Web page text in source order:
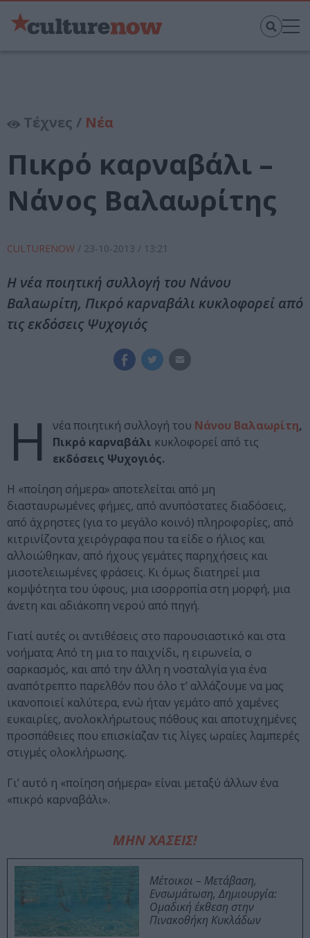
Τέχνες / Νέα
Πικρό καρναβάλι –
Νάνος Βαλαωρίτης
CULTURENOW / 23-10-2013 / 13:21
Η νέα ποιητική συλλογή του Νάνου
Βαλαωρίτη, Πικρό καρναβάλι κυκλοφορεί από
τις εκδόσεις Ψυχογιός
Η νέα ποιητική συλλογή του Νάνου Βαλαωρίτη,
Πικρό καρναβάλι κυκλοφορεί από τις
εκδόσεις Ψυχογιός.
Η «ποίηση σήμερα» αποτελείται από μη
διασταυρωμένες φήμες, από ανυπόστατες διαδόσεις,
από άχρηστες (για το μεγάλο κοινό) πληροφορίες, από
κιτρινίζοντα χειρόγραφα που τα είδε ο ήλιος και
αλλοιώθηκαν, από ήχους γεμάτες παρηχήσεις και
μισοτελειωμένες φράσεις. Κι όμως διατηρεί μια
κομψότητα του ύφους, μια ισορροπία στη μορφή, μια
άνετη και αδιάκοπη νερού από πηγή.
Γιατί αυτές οι αντιθέσεις στο παρουσιαστικό και στα
νοήματα; Από τη μια το παιχνίδι, η ειρωνεία, ο
σαρκασμός, και από την άλλη η νοσταλγία για ένα
αναπότρεπτο παρελθόν που όλο τ’ αλλάζουμε να μας
ικανοποιεί καλύτερα, ενώ ήταν γεμάτο από χαμένες
ευκαιρίες, ανολοκλήρωτους πόθους και αποτυχημένες
προσπάθειες που επισκίαζαν τις λίγες ωραίες λαμπερές
στιγμές ολοκλήρωσης.
Γι’ αυτό η «ποίηση σήμερα» είναι μεταξύ άλλων ένα
«πικρό καρναβάλι».
ΜΗΝ ΧΑΣΕΙΣ!
Μέτοικοι – Μετάβαση,
Ενσωμάτωση, Δημιουργία:
Ομαδική έκθεση στην
Πινακοθήκη Κυκλάδων